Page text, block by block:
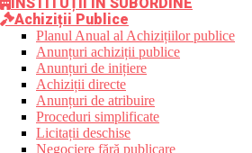
Achiziții Publice
Planul Anual al Achizițiilor publice
Anunțuri achiziții publice
Anunțuri de inițiere
Achiziții directe
Anunțuri de atribuire
Proceduri simplificate
Licitații deschise
Negociere fără publicare